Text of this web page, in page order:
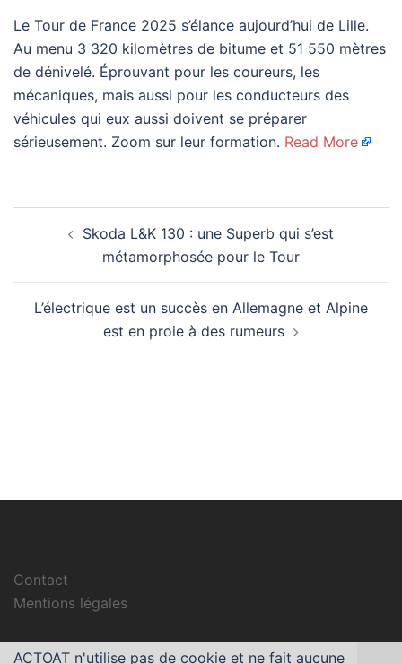
Le Tour de France 2025 s’élance aujourd’hui de Lille.
Au menu 3 320 kilomètres de bitume et 51 550 mètres
de dénivelé. Éprouvant pour les coureurs, les
mécaniques, mais aussi pour les conducteurs des
véhicules qui eux aussi doivent se préparer
sérieusement. Zoom sur leur formation. Read More
d’articleSkoda L&K 130 : une Superb qui s’est
métamorphosée pour le Tour
L’électrique est un succès en Allemagne et Alpine
est en proie à des rumeurs
Contact
Mentions légales
ACTOAT n'utilise pas de cookie et ne fait aucune